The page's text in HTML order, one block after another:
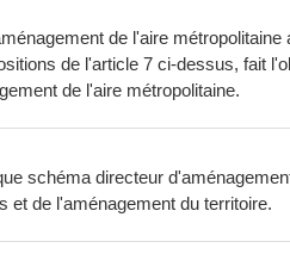
de l'aire
de l'article 7 ci-dessus, fait
de l'aire métropolitaine.
schéma directeur
et de l'aménagement du territoire.